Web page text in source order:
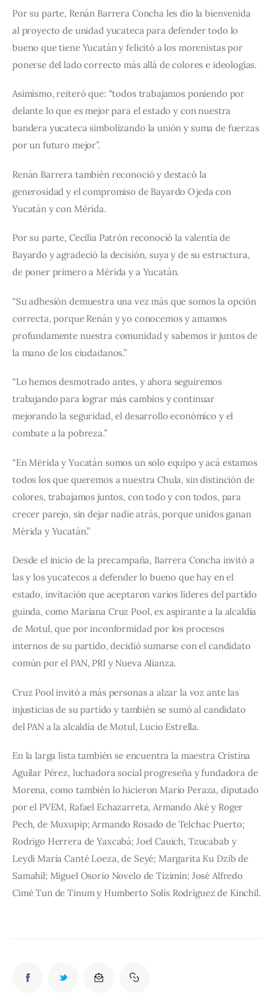
Por su parte, Renán Barrera Concha les dio la bienvenida
al proyecto de unidad yucateca para defender todo lo
bueno que tiene Yucatán y felicitó a los morenistas por
ponerse del lado correcto más allá de colores e ideologías.
Asimismo, reiteró que: “todos trabajamos poniendo por
delante lo que es mejor para el estado y con nuestra
bandera yucateca simbolizando la unión y suma de fuerzas
por un futuro mejor”.
Renán Barrera también reconoció y destacó la
generosidad y el compromiso de Bayardo Ojeda con
Yucatán y con Mérida.
Por su parte, Cecilia Patrón reconoció la valentía de
Bayardo y agradeció la decisión, suya y de su estructura,
de poner primero a Mérida y a Yucatán.
“Su adhesión demuestra una vez más que somos la opción
correcta, porque Renán y yo conocemos y amamos
profundamente nuestra comunidad y sabemos ir juntos de
la mano de los ciudadanos.”
“Lo hemos desmotrado antes, y ahora seguiremos
trabajando para lograr más cambios y continuar
mejorando la seguridad, el desarrollo económico y el
combate a la pobreza.”
“En Mérida y Yucatán somos un solo equipo y acá estamos
todos los que queremos a nuestra Chula, sin distinción de
colores, trabajamos juntos, con todo y con todos, para
crecer parejo, sin dejar nadie atrás, porque unidos ganan
Mérida y Yucatán.”
Desde el inicio de la precampaña, Barrera Concha invitó a
las y los yucatecos a defender lo bueno que hay en el
estado, invitación que aceptaron varios líderes del partido
guinda, como Mariana Cruz Pool, ex aspirante a la alcaldía
de Motul, que por inconformidad por los procesos
internos de su partido, decidió sumarse con el candidato
común por el PAN, PRI y Nueva Alianza.
Cruz Pool invitó a más personas a alzar la voz ante las
injusticias de su partido y también se sumó al candidato
del PAN a la alcaldía de Motul, Lucio Estrella.
En la larga lista también se encuentra la maestra Cristina
Aguilar Pérez, luchadora social progreseña y fundadora de
Morena, como también lo hicieron Mario Peraza, diputado
por el PVEM, Rafael Echazarreta, Armando Aké y Roger
Pech, de Muxupip; Armando Rosado de Telchac Puerto;
Rodrigo Herrera de Yaxcabá; Joel Cauich, Tzucabab y
Leydi María Canté Loeza, de Seyé; Margarita Ku Dzib de
Samahil; Miguel Osorio Novelo de Tizimín; José Alfredo
Cimé Tun de Tinum y Humberto Solís Rodríguez de Kinchil.